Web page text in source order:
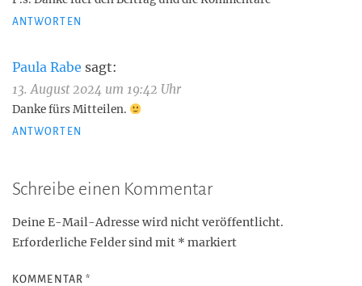
ANTWORTEN
Paula Rabe sagt:
13. August 2024 um 19:42 Uhr
Danke fürs Mitteilen.
ANTWORTEN
Schreibe einen Kommentar
Deine E-Mail-Adresse wird nicht veröffentlicht.
Erforderliche Felder sind mit * markiert
KOMMENTAR*